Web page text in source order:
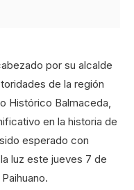
por su alcalde
de la región
Histórico Balmaceda,
en la historia de
esperado con
luz este jueves 7 de